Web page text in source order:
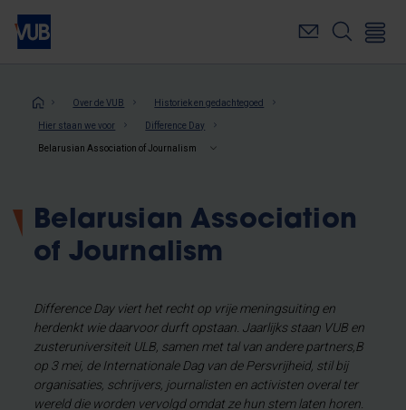
Overslaan
naar
inhoudKruimelpad
Over de VUB Historiek en gedachtegoed
Hier staan we voor Difference Day
Belarusian Association of Journalism
Belarusian Association
of Journalism
Difference Day viert het recht op vrije meningsuiting en
herdenkt wie daarvoor durft opstaan. Jaarlijks staan VUB en
zusteruniversiteit ULB, samen met tal van andere partners,B
op 3 mei, de Internationale Dag van de Persvrijheid, stil bij
organisaties, schrijvers, journalisten en activisten overal ter
wereld die worden vervolgd omdat ze hun stem laten horen.